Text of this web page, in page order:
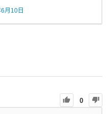
月10日
0